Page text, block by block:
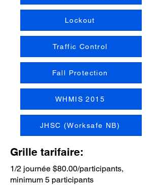
Lockout
Traffic Control
Fall Protection
WHMIS 2015
JHSC (Worksafe NB)
Grille tarifaire:
1/2 journée $80.00/participants,
minimum 5 participants